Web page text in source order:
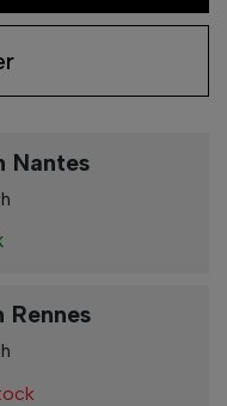
Nantes
Rennes